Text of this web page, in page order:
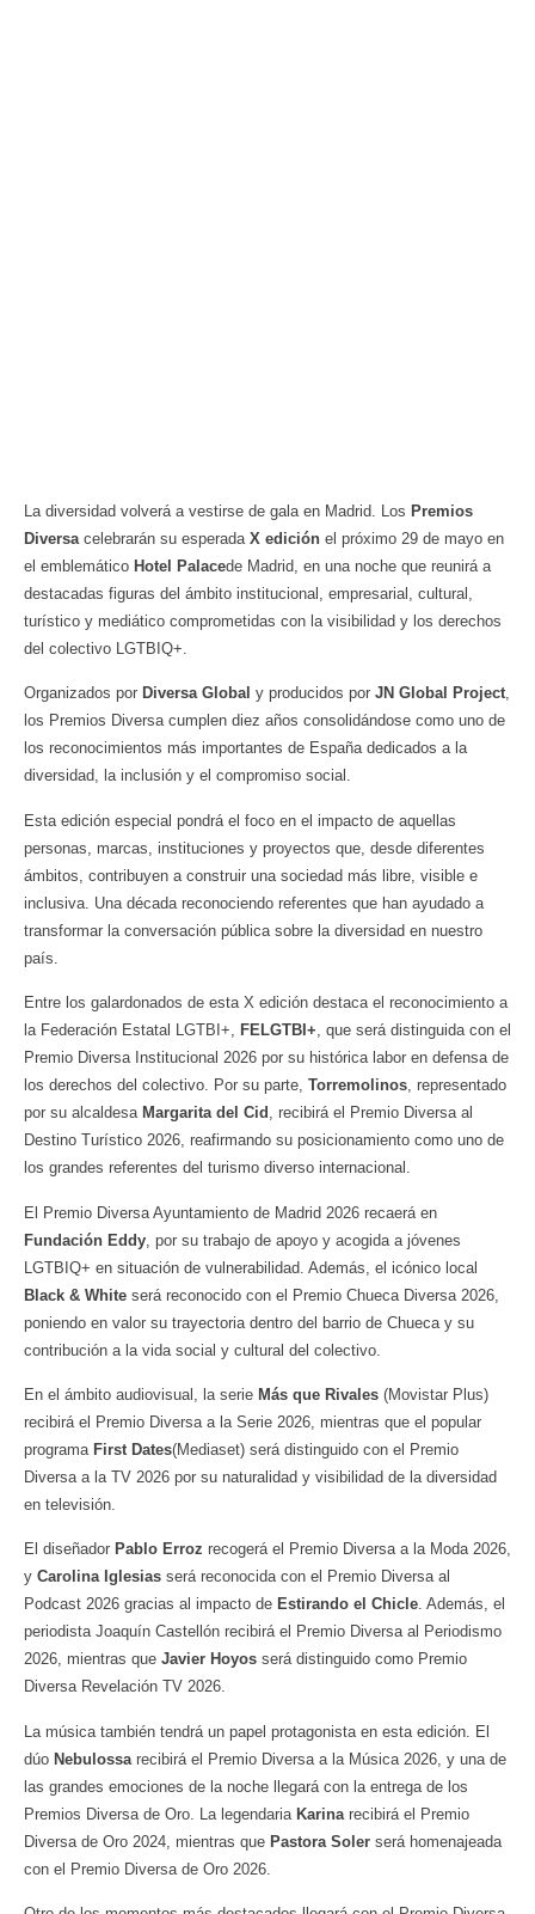
La diversidad volverá a vestirse de gala en Madrid. Los Premios
Diversacelebrarán su esperadaX edición el próximo 29 de mayo en
el emblemático Hotel Palacede Madrid, en una noche que reunirá a
destacadas figuras del ámbito institucional, empresarial, cultural,
turístico y mediático comprometidas con la visibilidad y los derechos
del colectivo LGTBIQ+.
Organizados por Diversa Global y producidos por JN Global Project,
los Premios Diversa cumplen diez años consolidándose como uno de
los reconocimientos más importantes de España dedicados a la
diversidad, la inclusión y el compromiso social.
Esta edición especial pondrá el foco en el impacto de aquellas
personas, marcas, instituciones y proyectos que, desde diferentes
ámbitos, contribuyen a construir una sociedad más libre, visible e
inclusiva. Una década reconociendo referentes que han ayudado a
transformar la conversación pública sobre la diversidad en nuestro
país.
Entre los galardonados de esta X edición destaca el reconocimiento a
la Federación Estatal LGTBI+, FELGTBI+, que será distinguida con el
Premio Diversa Institucional 2026 por su histórica labor en defensa de
los derechos del colectivo. Por su parte, Torremolinos, representado
por su alcaldesa Margarita del Cid , recibirá el Premio Diversa al
Destino Turístico 2026, reafirmando su posicionamiento como uno de
los grandes referentes del turismo diverso internacional.
El Premio Diversa Ayuntamiento de Madrid 2026 recaerá en
Fundación Eddy , por su trabajo de apoyo y acogida a jóvenes
LGTBIQ+ en situación de vulnerabilidad. Además, el icónico local
Black & White será reconocido con el Premio Chueca Diversa 2026,
poniendo en valor su trayectoria dentro del barrio de Chueca y su
contribución a la vida social y cultural del colectivo.
En el ámbito audiovisual, la serie Más que Rivales (Movistar Plus)
recibirá el Premio Diversa a la Serie 2026, mientras que el popular
programa First Dates(Mediaset) será distinguido con el Premio
Diversa a la TV 2026 por su naturalidad y visibilidad de la diversidad
en televisión.
El diseñador Pablo Erroz recogerá el Premio Diversa a la Moda 2026,
y Carolina Iglesias será reconocida con el Premio Diversa al
Podcast 2026 gracias al impacto de Estirando el Chicle. Además, el
periodista Joaquín Castellón recibirá el Premio Diversa al Periodismo
2026, mientras que Javier Hoyos será distinguido como Premio
Diversa Revelación TV 2026.
La música también tendrá un papel protagonista en esta edición. El
dúo Nebulossa recibirá el Premio Diversa a la Música 2026, y una de
las grandes emociones de la noche llegará con la entrega de los
Premios Diversa de Oro. La legendaria Karina recibirá el Premio
Diversa de Oro 2024, mientras que Pastora Soler será homenajeada
con el Premio Diversa de Oro 2026.